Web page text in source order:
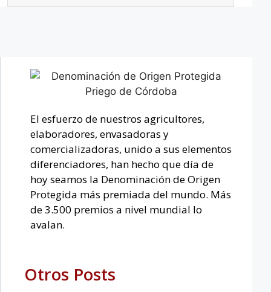
El esfuerzo de nuestros agricultores,
elaboradores, envasadoras y
comercializadoras, unido a sus elementos
diferenciadores, han hecho que día de
hoy seamos la Denominación de Origen
Protegida más premiada del mundo. Más
de 3.500 premios a nivel mundial lo
avalan.
Otros Posts